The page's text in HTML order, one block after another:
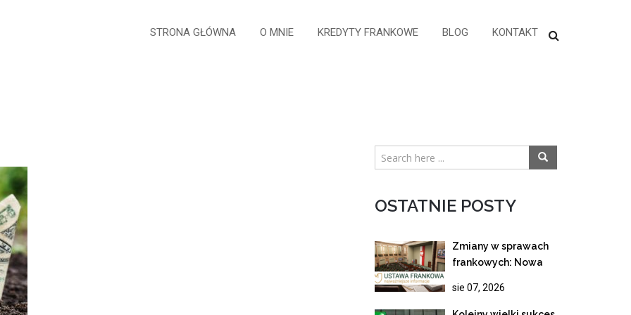
STRONA GŁÓWNA O MNIE KREDYTY FRANKOWE BLOG KONTAKT
OSTATNIE POSTY
Zmiany w sprawach
frankowych: Nowa
spłatę rat z mocy
prawa!
sie 07, 2026